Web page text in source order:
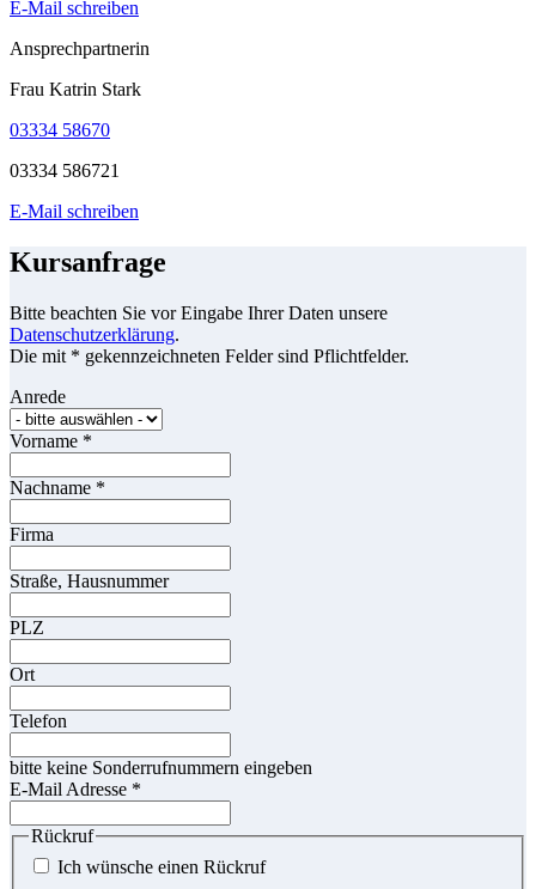
E-Mail schreiben
Ansprechpartnerin
Frau Katrin Stark
03334 58670
03334 586721
E-Mail schreiben
Kursanfrage
Bitte beachten Sie vor Eingabe Ihrer Daten unsere
Datenschutzerklärung.
Die mit * gekennzeichneten Felder sind Pflichtfelder.
Anrede
Vorname *
Nachname *
Firma
Straße, Hausnummer
PLZ
Ort
Telefon
bitte keine Sonderrufnummern eingeben
E-Mail Adresse *
Rückruf
Ich wünsche einen Rückruf